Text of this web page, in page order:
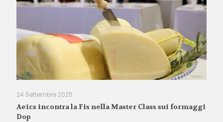
24 Settembre 2025
Aeics incontra la Fis nella Master Class sui formaggi
Dop